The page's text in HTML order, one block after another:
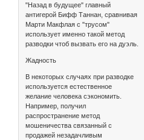
"Назад в будущее" главный
антигерой Бифф Таннан, сравнивая
Марти Макфлая с "трусом"
использует именно такой метод
разводки чтоб вызвать его на дуэль.
Жадность
В некоторых случаях при разводке
используется естественное
желание человека сэкономить.
Например, получил
распространение метод
мошеничества связанный с
продажей незадачливым